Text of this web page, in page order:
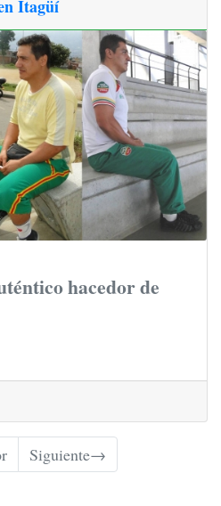
Itagüí
hacedor de
Siguiente→